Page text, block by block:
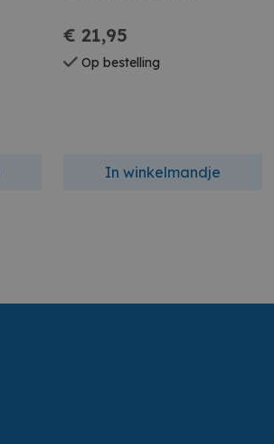
€ 21,95
Op bestelling
In winkelmandje